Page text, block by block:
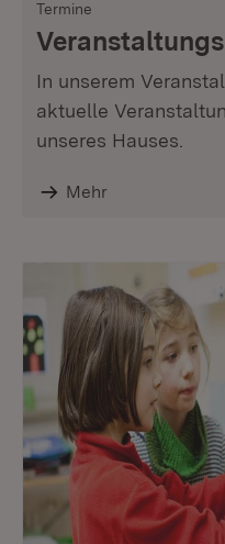
Termine
In unserem
aktuelle
unseres Hauses.
Mehr